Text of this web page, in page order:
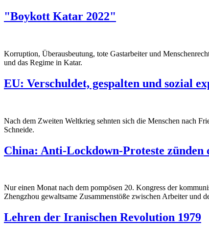
"Boykott Katar 2022"
Korruption, Überausbeutung, tote Gastarbeiter und
und das Regime in Katar.
EU: Verschuldet, gespalten und sozial
Nach dem Zweiten Weltkrieg sehnten sich die Menschen nach
Schneide.
China: Anti-Lockdown-Proteste zünden
Nur einen Monat nach dem pompösen 20. Kongress der
Zhengzhou gewaltsame Zusammenstöße zwischen Arbeiter und
Lehren der Iranischen Revolution 1979